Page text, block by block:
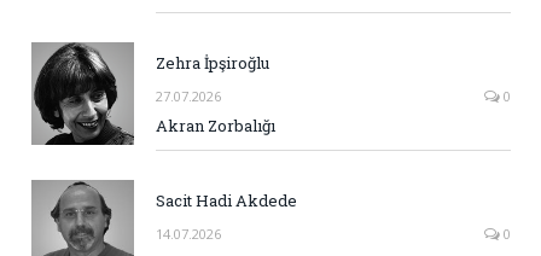
Zehra İpşiroğlu
27.07.2026 0
Akran Zorbalığı
Sacit Hadi Akdede
14.07.2026 0